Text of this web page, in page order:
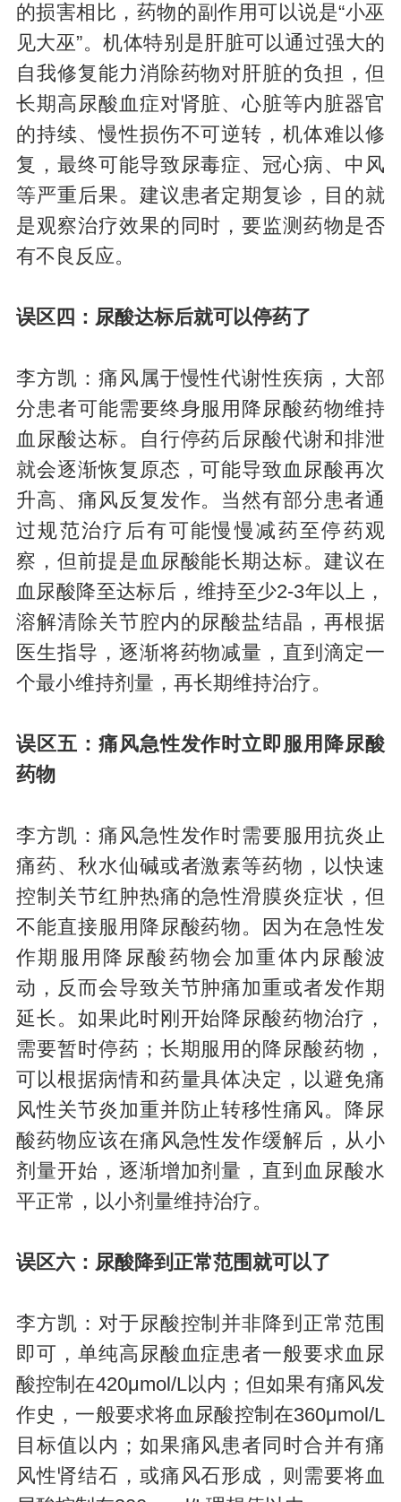
的损害相比，药物的副作用可以说是“小巫
见大巫”。机体特别是肝脏可以通过强大的
自我修复能力消除药物对肝脏的负担，但
长期高尿酸血症对肾脏、心脏等内脏器官
的持续、慢性损伤不可逆转，机体难以修
复，最终可能导致尿毒症、冠心病、中风
等严重后果。建议患者定期复诊，目的就
是观察治疗效果的同时，要监测药物是否
有不良反应。
误区四：尿酸达标后就可以停药了
李方凯：痛风属于慢性代谢性疾病，大部
分患者可能需要终身服用降尿酸药物维持
血尿酸达标。自行停药后尿酸代谢和排泄
就会逐渐恢复原态，可能导致血尿酸再次
升高、痛风反复发作。当然有部分患者通
过规范治疗后有可能慢慢减药至停药观
察，但前提是血尿酸能长期达标。建议在
血尿酸降至达标后，维持至少2-3年以上，
溶解清除关节腔内的尿酸盐结晶，再根据
医生指导，逐渐将药物减量，直到滴定一
个最小维持剂量，再长期维持治疗。
误区五：痛风急性发作时立即服用降尿酸
药物
李方凯：痛风急性发作时需要服用抗炎止
痛药、秋水仙碱或者激素等药物，以快速
控制关节红肿热痛的急性滑膜炎症状，但
不能直接服用降尿酸药物。因为在急性发
作期服用降尿酸药物会加重体内尿酸波
动，反而会导致关节肿痛加重或者发作期
延长。如果此时刚开始降尿酸药物治疗，
需要暂时停药；长期服用的降尿酸药物，
可以根据病情和药量具体决定，以避免痛
风性关节炎加重并防止转移性痛风。降尿
酸药物应该在痛风急性发作缓解后，从小
剂量开始，逐渐增加剂量，直到血尿酸水
平正常，以小剂量维持治疗。
误区六：尿酸降到正常范围就可以了
李方凯：对于尿酸控制并非降到正常范围
即可，单纯高尿酸血症患者一般要求血尿
酸控制在420μmol/L以内；但如果有痛风发
作史，一般要求将血尿酸控制在360μmol/L
目标值以内；如果痛风患者同时合并有痛
风性肾结石，或痛风石形成，则需要将血